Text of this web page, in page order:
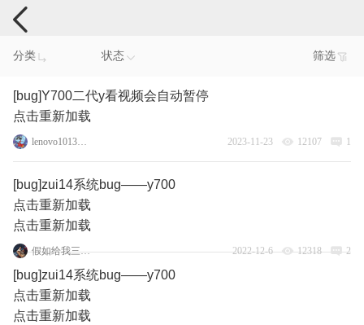
手机反馈
分类 状态 筛选
[bug]Y700二代y看视频会自动暂停
点击重新加载
lenovo101383807 2023-11-23 12107 1
[bug]zui14系统bug——y700
点击重新加载
点击重新加载
假如给我三件光明 2022-12-6 12318 2
[bug]zui14系统bug——y700
点击重新加载
点击重新加载